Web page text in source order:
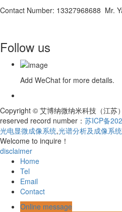
Contact Number: 13327968688 Mr.
Follow us
Add WeChat for more details.
Copyright © 艾博纳微纳米科技（江苏
reserved record number： 苏ICP备
光电显微成像系统,光谱分析及成像系统
Welcome to inquire！
disclaimer
Home
Tel
Email
Contact
Online message